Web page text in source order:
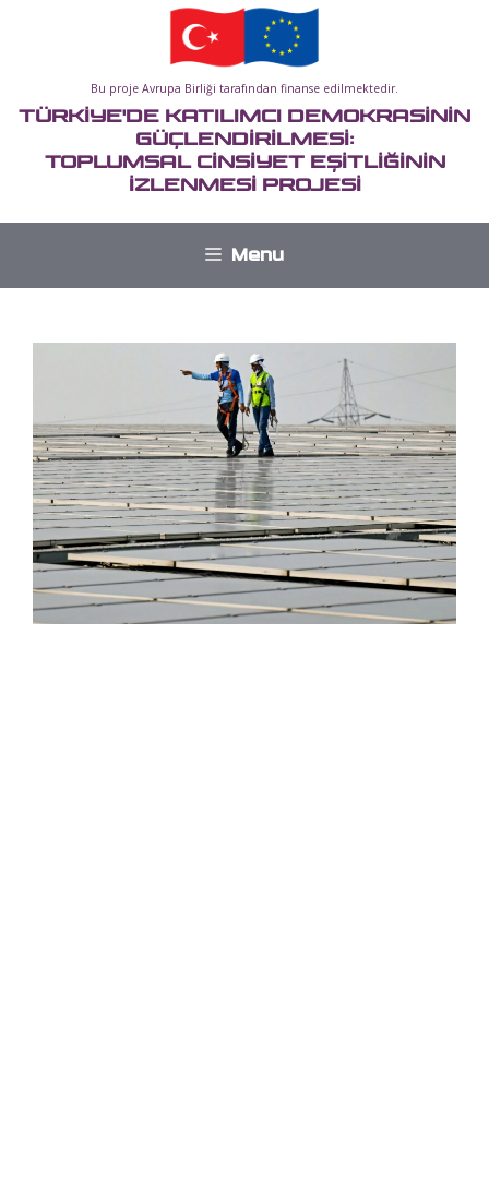
Bu proje Avrupa Birliği tarafından finanse edilmektedir.
TÜRKİYE'DE KATILIMCI DEMOKRASİNİN
GÜÇLENDİRİLMESİ:
TOPLUMSAL CİNSİYET EŞİTLİĞİNİN
İZLENMESİ PROJESİ
Menu